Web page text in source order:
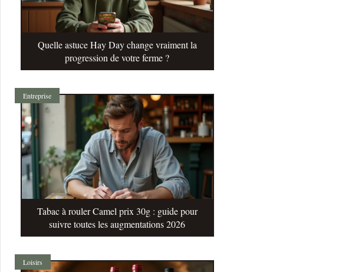
Quelle astuce Hay Day change vraiment la
progression de votre ferme ?
Entreprise
Tabac à rouler Camel prix 30g : guide pour
suivre toutes les augmentations 2026
Loisirs